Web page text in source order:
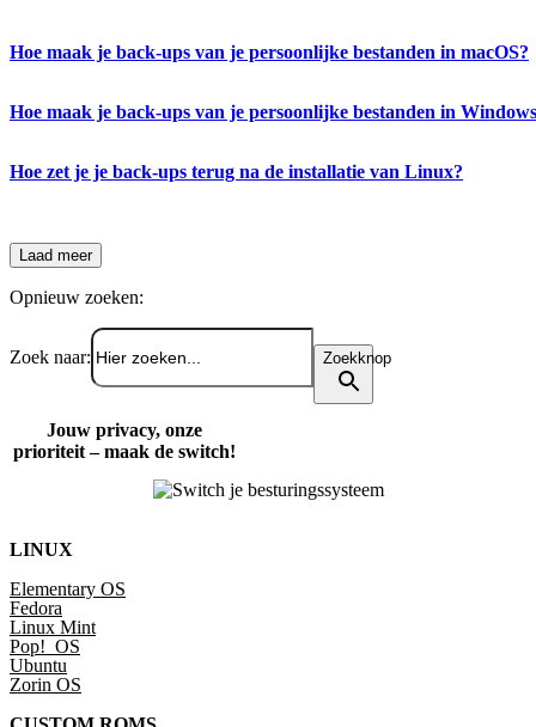
Hoe maak je back-ups van je persoonlijke bestanden in macOS?
Hoe maak je back-ups van je persoonlijke bestanden in
Hoe zet je je back-ups terug na de installatie van Linux?
Laad meer
Opnieuw zoeken:
Zoek naar: Zoekknop
Jouw privacy, onze
prioriteit – maak de switch!
LINUX
Elementary OS
Fedora
Linux Mint
Pop!_OS
Ubuntu
Zorin OS